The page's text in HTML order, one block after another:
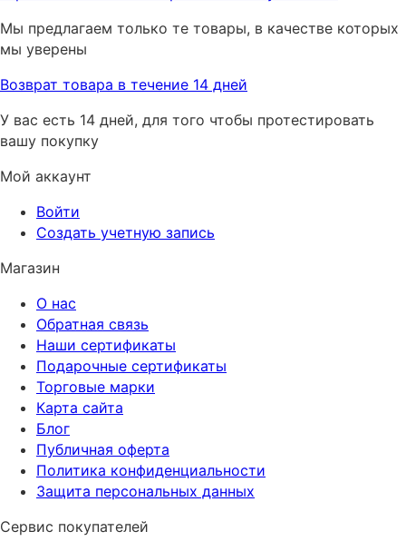
Мы предлагаем только те товары, в качестве которых
мы уверены
Возврат товара в течение 14 дней
У вас есть 14 дней, для того чтобы протестировать
вашу покупку
Мой аккаунт
Войти
Создать учетную запись
Магазин
О нас
Обратная связь
Наши сертификаты
Подарочные сертификаты
Торговые марки
Карта сайта
Блог
Публичная оферта
Политика конфиденциальности
Защита персональных данных
Сервис покупателей